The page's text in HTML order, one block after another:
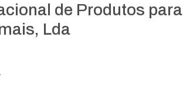
de Produtos para
Lda